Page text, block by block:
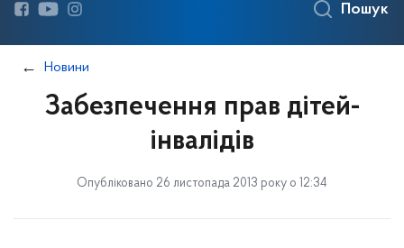
Пошук
Новини
Забезпечення прав дітей-
інвалідів
Опубліковано 26 листопада 2013 року о 12:34